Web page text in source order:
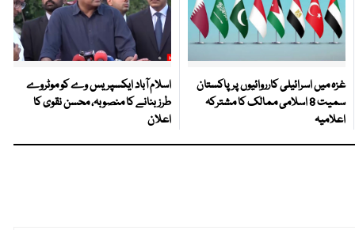
غزہ میں اسرائیلی کارروائیوں پر پاکستان
سمیت 8 اسلامی ممالک کا مشترکہ
اعلامیہ
اسلام آباد ایکسپریس وے کو موٹروے
طرز بنانے کا منصوبہ، محسن نقوی کا
اعلان